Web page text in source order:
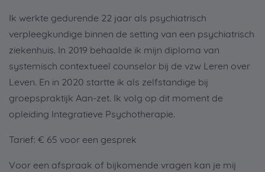
Ik werkte gedurende 22 jaar als psychiatrisch
verpleegkundige binnen de setting van een psychiatrisch
ziekenhuis. In 2019 behaalde ik mijn diploma van
systemisch contextueel counselor bij de vzw Leren over
Leven. En in 2020 startte ik als zelfstandige bij
groepspraktijk Aan-zet. Ik volg op dit moment de
opleiding Integratieve Psychotherapie.
Tarief: € 65 voor een gesprek
Voor een afspraak of bijkomende vragen kan je mij